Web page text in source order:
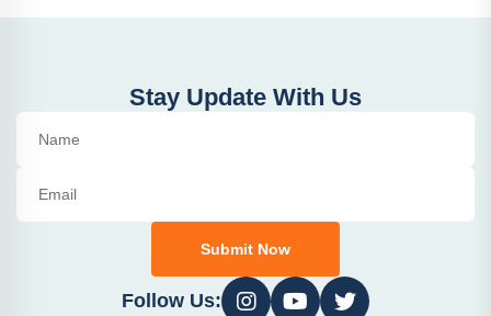
Stay Update With Us
Submit Now
Follow Us: